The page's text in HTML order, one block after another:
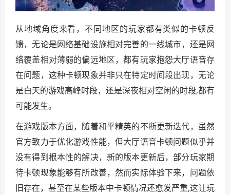
从地域角度来看，不同地区的玩家都有类似的卡顿反
馈，无论是网络基础设施相对完善的一线城市，还是网
络覆盖相对薄弱的偏远地区，都有玩家抱怨大厅语音存
在问题，这种卡顿现象并非只在特定时间段出现，无论
是白天的游戏高峰时段，还是深夜相对空闲的时段,都有
可能发生。
在游戏版本方面，随着和平精英的不断更新迭代，虽然
官方致力于优化游戏性能，但大厅语音卡顿问题似乎并
没有得到根本性的解决，新的版本更新后，部分玩家期
待卡顿现象能够有所改善，然而实际体验下来，问题依
旧存在，甚至在某些版本中卡顿情况还愈发严重,这让玩